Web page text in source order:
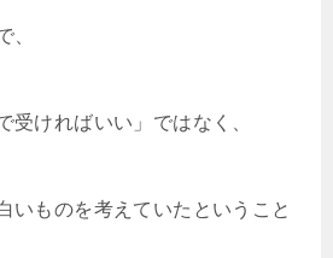
、
受ければいい」ではなく、
いものを考えていたということ